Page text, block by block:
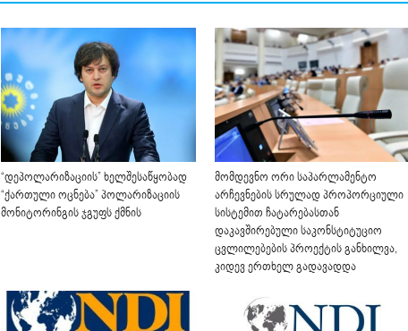
“დეპოლარიზაციის” ხელშესაწყობად
“ქართული ოცნება” პოლარიზაციის
მონიტორინგის ჯგუფს ქმნის
მომდევნო ორი საპარლამენტო
არჩევნების სრულად პროპორციული
სისტემით ჩატარებასთან
დაკავშირებული საკონსტიტუციო
ცვლილებების პროექტის განხილვა,
კიდევ ერთხელ გადავადდა